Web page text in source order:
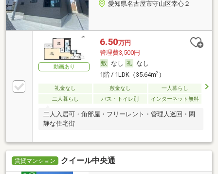
愛知県名古屋市守山区幸心２
動画あり
6.50万円
管理費3,500円
なし
なし
1階 / 1LDK（35.64m2）
礼金なし 敷金なし
一人暮らし
二人暮らし
バス・トイレ別 インターネット無料
二人入居可・角部屋・フリーレント・管理人巡回・閑
静な住宅街
賃貸マンション クイール中央通